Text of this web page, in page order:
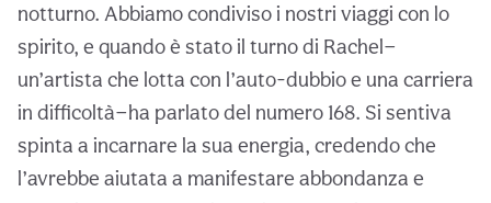
notturno. Abbiamo condiviso i nostri viaggi con lo
spirito, e quando è stato il turno di Rachel—
un’artista che lotta con l’auto-dubbio e una carriera
in difficoltà—ha parlato del numero 168. Si sentiva
spinta a incarnare la sua energia, credendo che
l’avrebbe aiutata a manifestare abbondanza e